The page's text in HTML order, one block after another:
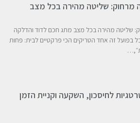
מרחוק: שליטה מהירה בכל מצב
שליטה מהירה בכל מצב מתג חכם לדוד והדלקה
בפועל זה אחד הטריקים הכי פרקטיים לבית: פחות
לחיסכון, השקעה וקניית הזמן